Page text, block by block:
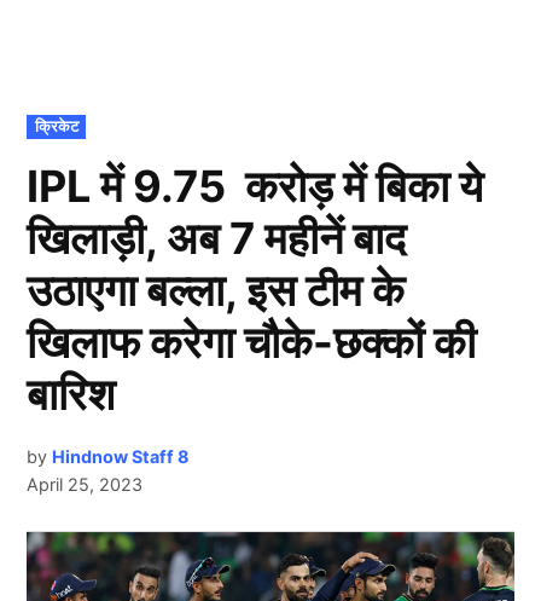
POSTED
IN
क्रिकेट
IPL में 9.75 करोड़ में बिका ये
खिलाड़ी, अब 7 महीनें बाद
उठाएगा बल्ला, इस टीम के
खिलाफ करेगा चौके-छक्कों की
बारिश
by Hindnow Staff 8
April 25, 2023